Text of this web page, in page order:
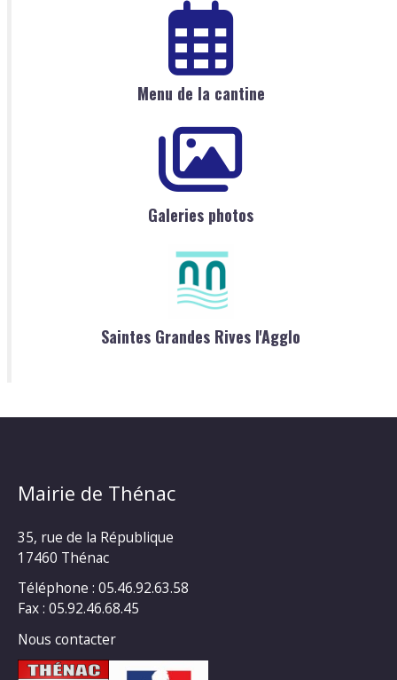
Menu de la cantine
Galeries photos
Saintes Grandes Rives l'Agglo
Mairie de Thénac
35, rue de la République
17460 Thénac
Téléphone : 05.46.92.63.58
Fax : 05.92.46.68.45
Nous contacter